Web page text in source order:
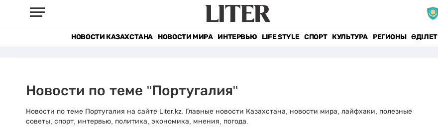
НОВОСТИ КАЗАХСТАНА НОВОСТИ МИРА ИНТЕРВЬЮ LIFE STYLE СПОРТ КУЛЬТУРА РЕГИОНЫ ӘДІЛЕТ
Новости по теме "Португалия"
Новости по теме Португалия на сайте Liter.kz. Главные новости Казахстана, новости мира, лайфхаки, полезные
советы, спорт, интервью, политика, экономика, мнения, погода.